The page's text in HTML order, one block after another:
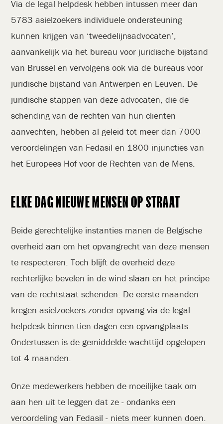
Via de legal helpdesk hebben intussen meer dan
5783 asielzoekers individuele ondersteuning
kunnen krijgen van ‘tweedelijnsadvocaten’,
aanvankelijk via het bureau voor juridische bijstand
van Brussel en vervolgens ook via de bureaus voor
juridische bijstand van Antwerpen en Leuven. De
juridische stappen van deze advocaten, die de
schending van de rechten van hun cliënten
aanvechten, hebben al geleid tot meer dan 7000
veroordelingen van Fedasil en 1800 injuncties van
het Europees Hof voor de Rechten van de Mens.
ELKE DAG NIEUWE MENSEN OP STRAAT
Beide gerechtelijke instanties manen de Belgische
overheid aan om het opvangrecht van deze mensen
te respecteren. Toch blijft de overheid deze
rechterlijke bevelen in de wind slaan en het principe
van de rechtstaat schenden. De eerste maanden
kregen asielzoekers zonder opvang via de legal
helpdesk binnen tien dagen een opvangplaats.
Ondertussen is de gemiddelde wachttijd opgelopen
tot 4 maanden.
Onze medewerkers hebben de moeilijke taak om
aan hen uit te leggen dat ze - ondanks een
veroordeling van Fedasil - niets meer kunnen doen.